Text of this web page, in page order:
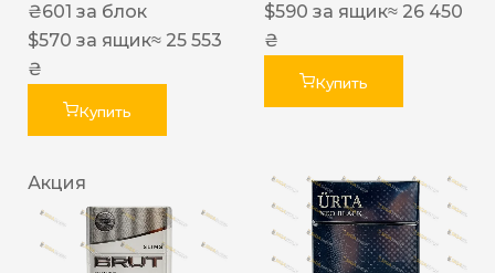
₴601 за блок
$570 за ящик≈ 25 553
₴
Купить
$590 за ящик≈ 26 450
₴
Купить
Акция